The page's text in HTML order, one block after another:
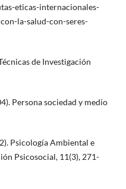
eticas-internacionales-
la-salud-con-seres-
de Investigación
Persona sociedad y medio
Psicología Ambiental e
Psicosocial, 11(3), 271-